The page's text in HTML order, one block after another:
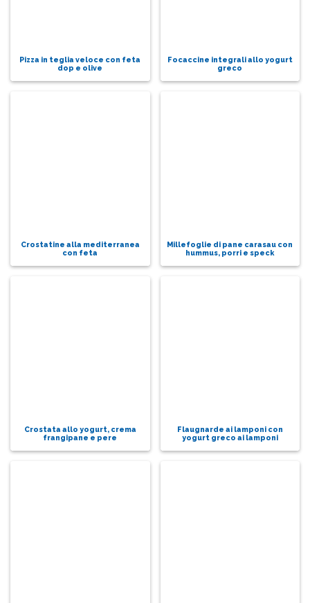
Pizza in teglia veloce con feta
dop e olive
Focaccine integrali allo yogurt
greco
Crostatine alla mediterranea
con feta
Millefoglie di pane carasau con
hummus, porri e speck
Crostata allo yogurt, crema
frangipane e pere
Flaugnarde ai lamponi con
yogurt greco ai lamponi